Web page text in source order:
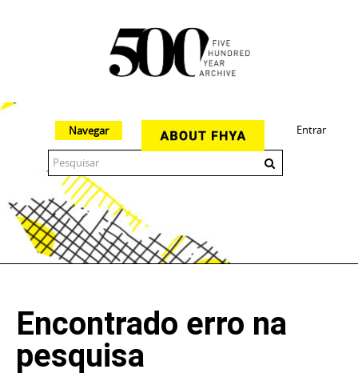
Entrar
Navegar
Encontrado erro na
pesquisa